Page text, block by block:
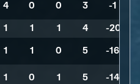
4 0 0 3 -1
1 1 1 4 -20
1 1 0 5 -16
1 0 1 5 -14